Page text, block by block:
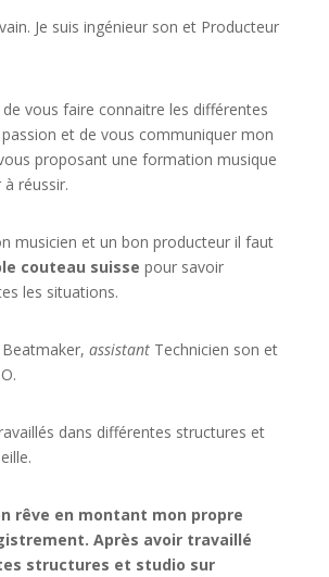
Je suis ingénieur son et Producteur
vous faire connaitre les différentes
et de vous communiquer mon
proposant une formation musique
réussir.
musicien et un bon producteur il faut
couteau suisse pour savoir
les situations.
assistant Technicien son et
dans différentes structures et
.
rêve en montant mon propre
Après avoir travaillé
structures et studio sur